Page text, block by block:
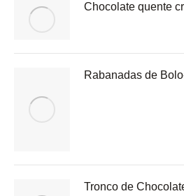
Chocolate quente
Rabanadas de
Tronco de